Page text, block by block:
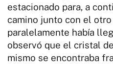
estacionado para, a
camino junto con el
paralelamente había
observó que el cristal
mismo se encontraba